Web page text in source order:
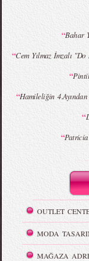
“Bahar
“Cem Yılmaz İmzalı
“
“Hamileliğin
“
“
OUTLET
MODA
MAĞAZA